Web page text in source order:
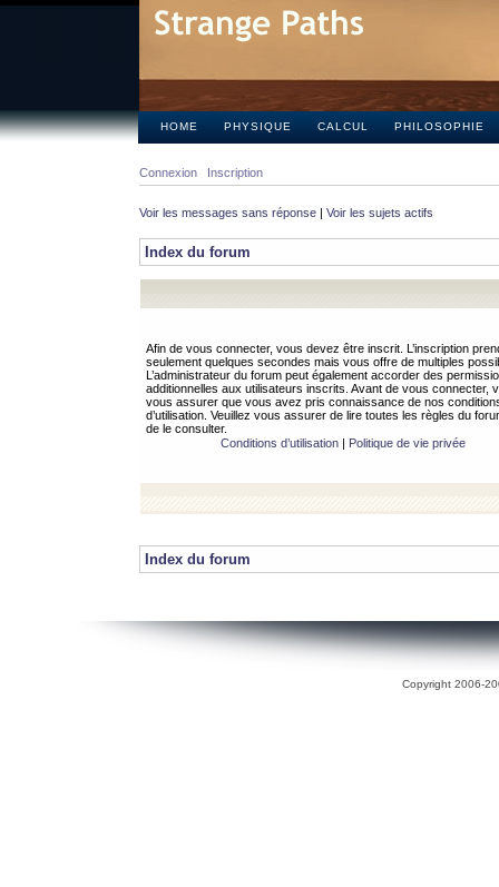
HOME PHYSIQUE CALCUL PHILOSOPHIE
Connexion Inscription
Voir les messages sans réponse | Voir les sujets actifs
Index du forum
Afin de vous connecter, vous devez être inscrit. L’inscription
seulement quelques secondes mais vous offre de multiples
L’administrateur du forum peut également accorder des
additionnelles aux utilisateurs inscrits. Avant de vous connecter,
vous assurer que vous avez pris connaissance de nos
d’utilisation. Veuillez vous assurer de lire toutes les règles du
de le consulter.
Conditions d’utilisation| Politique de vie privée
Index du forum
Copyright 2006-